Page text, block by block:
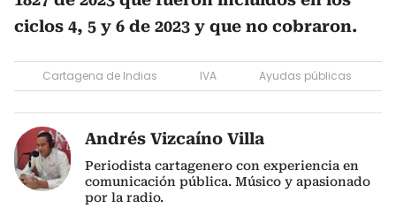
ciclos 4, 5 y 6 de 2023 y que no cobraron.
Cartagena de Indias IVA Ayudas públicas
Andrés Vizcaíno Villa
Periodista cartagenero con experiencia en
comunicación pública. Músico y apasionado
por la radio.